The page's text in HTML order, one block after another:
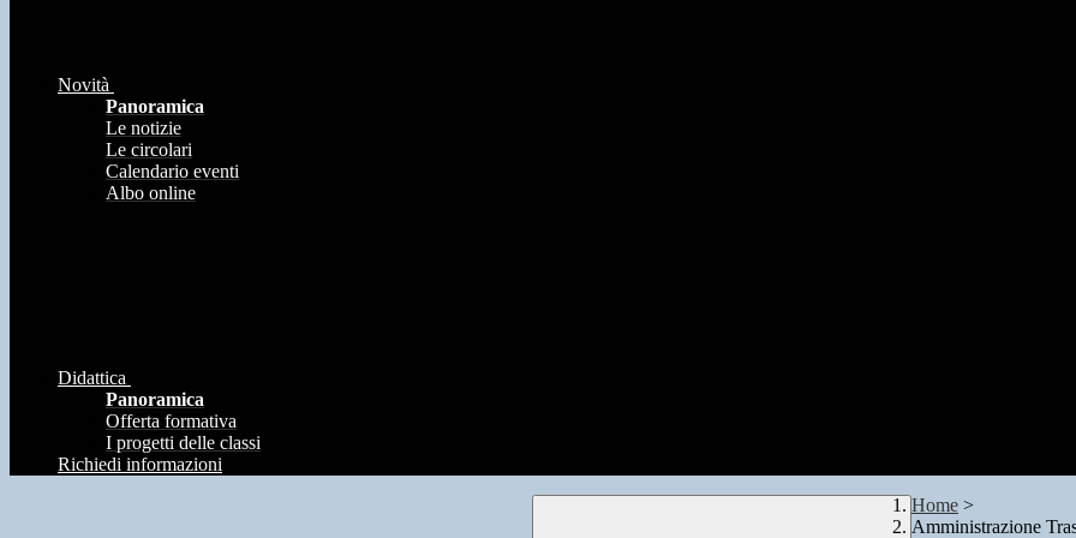
Novità
Panoramica
Le notizie
Le circolari
Calendario eventi
Albo online
Didattica
Panoramica
Offerta formativa
I progetti delle classi
Richiedi informazioni
Home >
Amministrazione